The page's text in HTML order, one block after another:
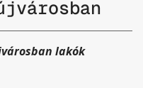
lakók